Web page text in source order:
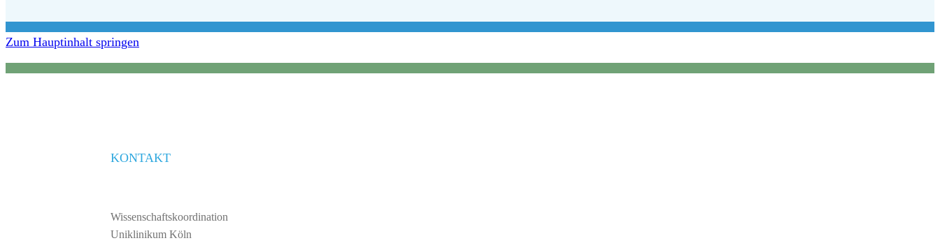
Zum Hauptinhalt springen
KONTAKT
Wissenschaftskoordination
Uniklinikum Köln